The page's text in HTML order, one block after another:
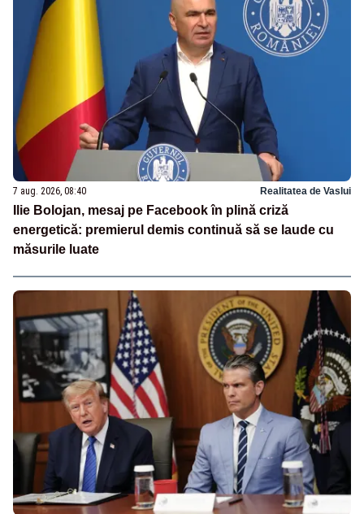
7 aug. 2026, 08:40 Realitatea de Vaslui
Ilie Bolojan, mesaj pe Facebook în plină criză
energetică: premierul demis continuă să se laude cu
măsurile luate